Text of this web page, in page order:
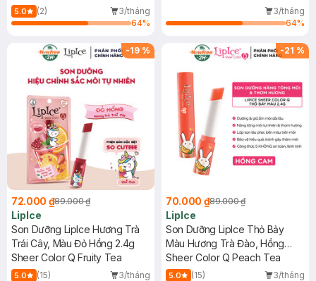
5.0 (2)
3/tháng
64%
3/tháng
64%
-19 %
72.000 ₫89.000 ₫
LipIce
Son Dưỡng LipIce Hương Trà
Trái Cây, Màu Đỏ Hồng 2.4g
Sheer Color Q Fruity Tea
5.0 (15)
3/tháng
-21 %
70.000 ₫89.000 ₫
LipIce
Son Dưỡng LipIce Thỏ Bảy
Màu Hương Trà Đào, Hồng
Cam 2.4g
Sheer Color Q Peach Tea
5.0 (15)
3/tháng